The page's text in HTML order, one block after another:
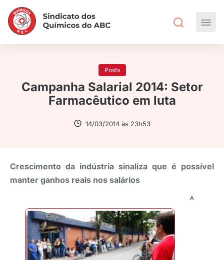
Posts
Campanha Salarial 2014: Setor
Farmacêutico em luta
14/03/2014 às 23h53
Crescimento da indústria sinaliza que é possível
manter ganhos reais nos salários
A